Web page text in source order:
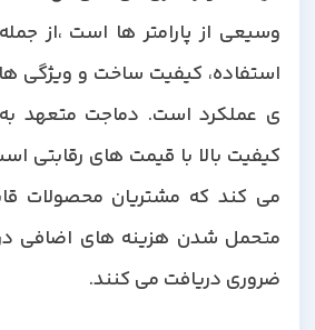
وسیعی از پارامتر ها است ،از جمله
استفاده، کیفیت ساخت و ویژگی های
ی عملکرد است. دماجت متعهد به
کیفیت بالا با قیمت های رقابتی است
می کند که مشتریان محصولات قابل
متحمل شدن هزینه های اضافی در
ضروری دریافت می کنند.